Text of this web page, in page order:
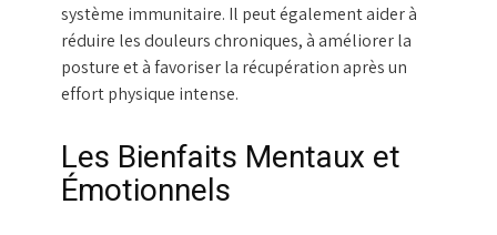
système immunitaire. Il peut également aider à
réduire les douleurs chroniques, à améliorer la
posture et à favoriser la récupération après un
effort physique intense.
Les Bienfaits Mentaux et
Émotionnels